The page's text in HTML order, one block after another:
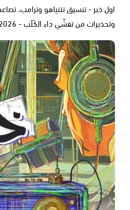
اول خبر - تنسيق نتنياهو وترامب،
وتحذيرات من تفشّي داء الكَلَب - 29.07.2026